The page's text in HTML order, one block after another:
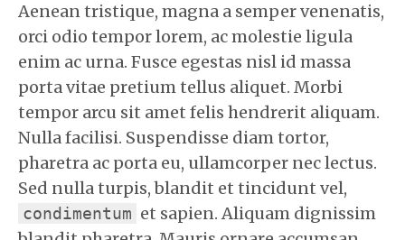
Aenean tristique, magna a semper venenatis,
orci odio tempor lorem, ac molestie ligula
enim ac urna. Fusce egestas nisl id massa
porta vitae pretium tellus aliquet. Morbi
tempor arcu sit amet felis hendrerit aliquam.
Nulla facilisi. Suspendisse diam tortor,
pharetra ac porta eu, ullamcorper nec lectus.
Sed nulla turpis, blandit et tincidunt vel,
condimentum et sapien. Aliquam dignissim